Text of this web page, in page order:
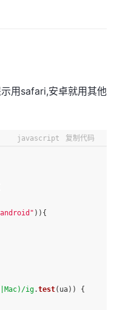
用safari,安卓就用其他
javascript 复制代码
)){
ig.test(ua)) {